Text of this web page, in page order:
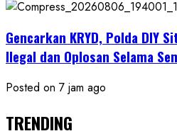
Gencarkan KRYD, Polda DIY
Ilegal dan Oplosan Selama
Posted on 7 jam ago
TRENDING